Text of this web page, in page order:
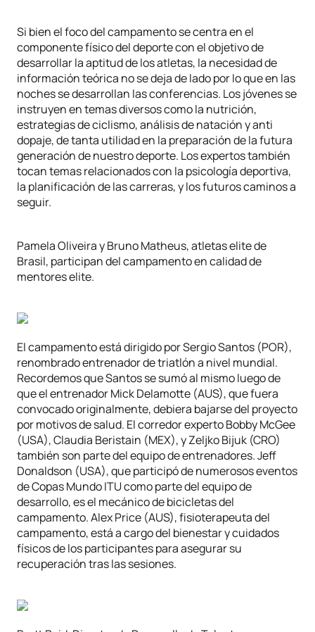
Si bien el foco del campamento se centra en el
componente físico del deporte con el objetivo de
desarrollar la aptitud de los atletas, la necesidad de
información teórica no se deja de lado por lo que en las
noches se desarrollan las conferencias. Los jóvenes se
instruyen en temas diversos como la nutrición,
estrategias de ciclismo, análisis de natación y anti
dopaje, de tanta utilidad en la preparación de la futura
generación de nuestro deporte. Los expertos también
tocan temas relacionados con la psicología deportiva,
la planificación de las carreras, y los futuros caminos a
seguir.
Pamela Oliveira y Bruno Matheus, atletas elite de
Brasil, participan del campamento en calidad de
mentores elite.
El campamento está dirigido por Sergio Santos (POR),
renombrado entrenador de triatlón a nivel mundial.
Recordemos que Santos se sumó al mismo luego de
que el entrenador Mick Delamotte (AUS), que fuera
convocado originalmente, debiera bajarse del proyecto
por motivos de salud. El corredor experto Bobby McGee
(USA), Claudia Beristain (MEX), y Zeljko Bijuk (CRO)
también son parte del equipo de entrenadores. Jeff
Donaldson (USA), que participó de numerosos eventos
de Copas Mundo ITU como parte del equipo de
desarrollo, es el mecánico de bicicletas del
campamento. Alex Price (AUS), fisioterapeuta del
campamento, está a cargo del bienestar y cuidados
físicos de los participantes para asegurar su
recuperación tras las sesiones.